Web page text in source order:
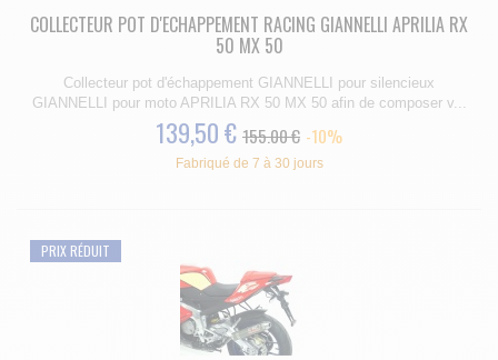
COLLECTEUR POT D'ECHAPPEMENT RACING GIANNELLI APRILIA RX
50 MX 50
Collecteur pot d'échappement GIANNELLI pour silencieux
GIANNELLI pour moto APRILIA RX 50 MX 50 afin de composer v...
139,50 € 155.00 € -10%
Fabriqué de 7 à 30 jours
PRIX RÉDUIT